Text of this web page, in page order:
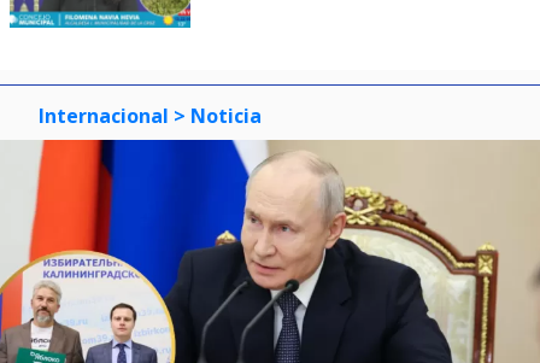
Internacional > Noticia